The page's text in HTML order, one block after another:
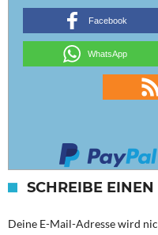
Facebook
WhatsApp
SCHREIBE
Deine E-Mail-Adresse wird